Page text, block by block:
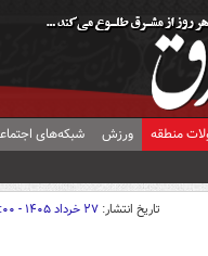
منطقه ورزش شبکه‌های
تاریخ انتشار: ۲۷ خرداد ۱۴۰۵ - ۱۴:۰۰